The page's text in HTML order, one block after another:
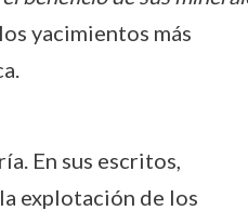
yacimientos más
En sus escritos,
explotación de los